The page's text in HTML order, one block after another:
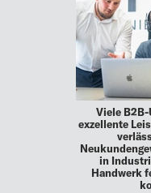
Viele
exzellente
in
Handwerk